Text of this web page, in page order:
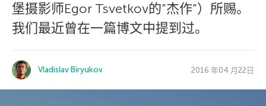
堡摄影师Egor Tsvetkov的”杰作”）所赐。
我们最近曾在一篇博文中提到过。
Vladislav Biryukov 2016 年04 月22日